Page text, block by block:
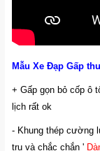
Mẫu Xe Đạp Gấp
+ Gấp gọn bỏ cốp ô
lịch rất ok
- Khung thép cường
tru và chắc chắn '